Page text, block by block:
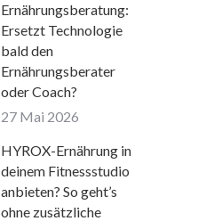
Ernährungsberatung:
Ersetzt Technologie
bald den
Ernährungsberater
oder Coach?
27 Mai 2026
HYROX-Ernährung in
deinem Fitnessstudio
anbieten? So geht’s
ohne zusätzliche